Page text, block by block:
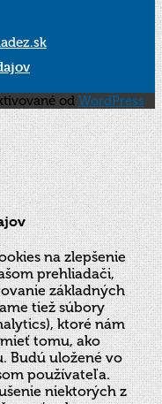
od WordPress
na zlepšenie
prehliadači,
základných
tiež súbory
ktoré nám
tomu, ako
Budú uložené vo
používateľa.
niektorých z